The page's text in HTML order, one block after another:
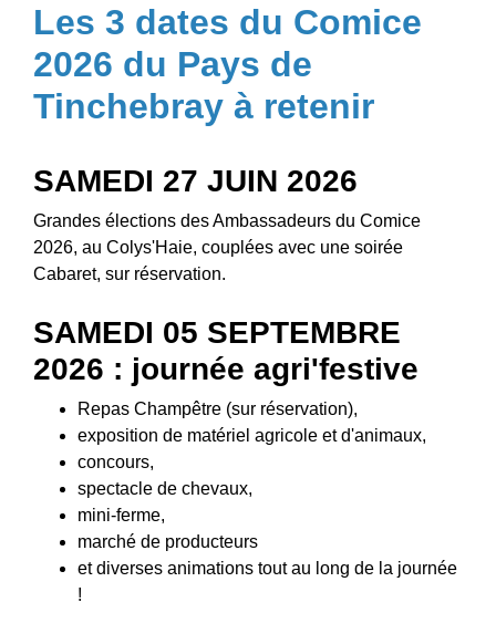
Les 3 dates du Comice
2026 du Pays de
Tinchebray à retenir
SAMEDI 27 JUIN 2026
Grandes élections des Ambassadeurs du Comice
2026, au Colys'Haie, couplées avec une soirée
Cabaret, sur réservation.
SAMEDI 05 SEPTEMBRE
2026 : journée agri'festive
Repas Champêtre (sur réservation),
exposition de matériel agricole et d'animaux,
concours,
spectacle de chevaux,
mini-ferme,
marché de producteurs
et diverses animations tout au long de la journée
!